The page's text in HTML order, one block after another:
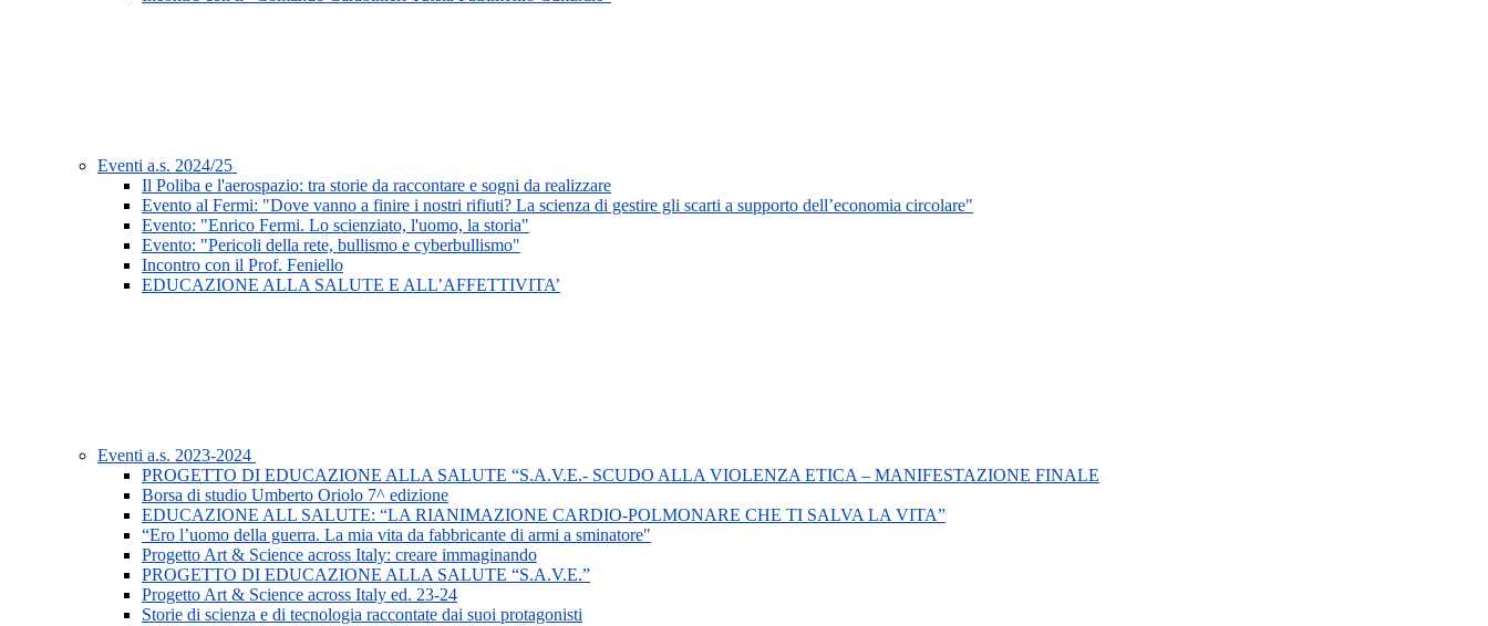
Eventi a.s. 2024/25
Il Poliba e l'aerospazio: tra storie da raccontare e sogni da realizzare
Evento al Fermi: "Dove vanno a finire i nostri rifiuti? La scienza di gestire gli scarti a supporto dell’economia circolare"
Evento: "Enrico Fermi. Lo scienziato, l'uomo, la storia"
Evento: "Pericoli della rete, bullismo e cyberbullismo"
Incontro con il Prof. Feniello
EDUCAZIONE ALLA SALUTE E ALL’AFFETTIVITA’
Eventi a.s. 2023-2024
PROGETTO DI EDUCAZIONE ALLA SALUTE “S.A.V.E.- SCUDO ALLA VIOLENZA ETICA – MANIFESTAZIONE FINALE
Borsa di studio Umberto Oriolo 7^ edizione
EDUCAZIONE ALL SALUTE: “LA RIANIMAZIONE CARDIO-POLMONARE CHE TI SALVA LA VITA”
“Ero l’uomo della guerra. La mia vita da fabbricante di armi a sminatore"
Progetto Art & Science across Italy: creare immaginando
PROGETTO DI EDUCAZIONE ALLA SALUTE “S.A.V.E.”
Progetto Art & Science across Italy ed. 23-24
Storie di scienza e di tecnologia raccontate dai suoi protagonisti